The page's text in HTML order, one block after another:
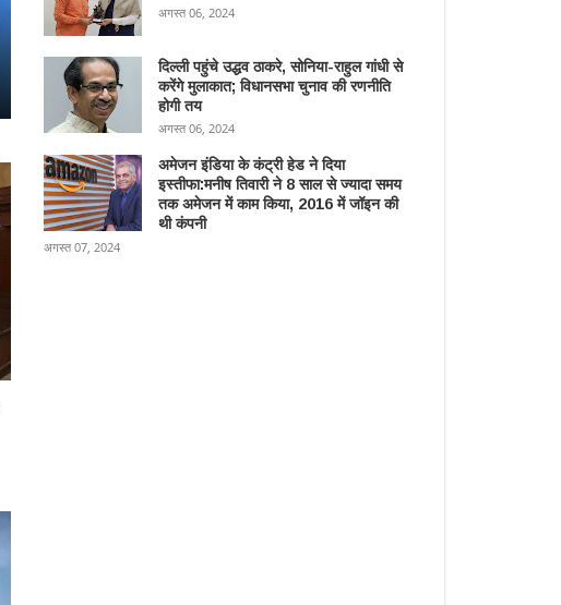
अगस्त 06, 2024
दिल्ली पहुंचे उद्धव ठाकरे, सोनिया-राहुल गांधी से
करेंगे मुलाकात; विधानसभा चुनाव की रणनीति
होगी तय
अगस्त 06, 2024
अमेजन इंडिया के कंट्री हेड ने दिया
इस्तीफा:मनीष तिवारी ने 8 साल से ज्यादा समय
तक अमेजन में काम किया, 2016 में जॉइन की
थी कंपनी
अगस्त 07, 2024